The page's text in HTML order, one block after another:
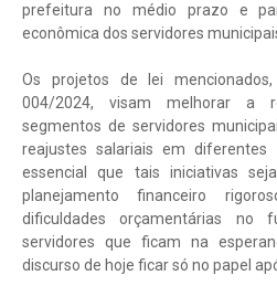
prefeitura no médio prazo e
econômica dos servidores
Os projetos de lei
004/2024, visam melhorar a
segmentos de servidores
reajustes salariais em diferentes
essencial que tais iniciativas
planejamento financeiro
dificuldades orçamentárias no
servidores que ficam na
discurso de hoje ficar só no papel